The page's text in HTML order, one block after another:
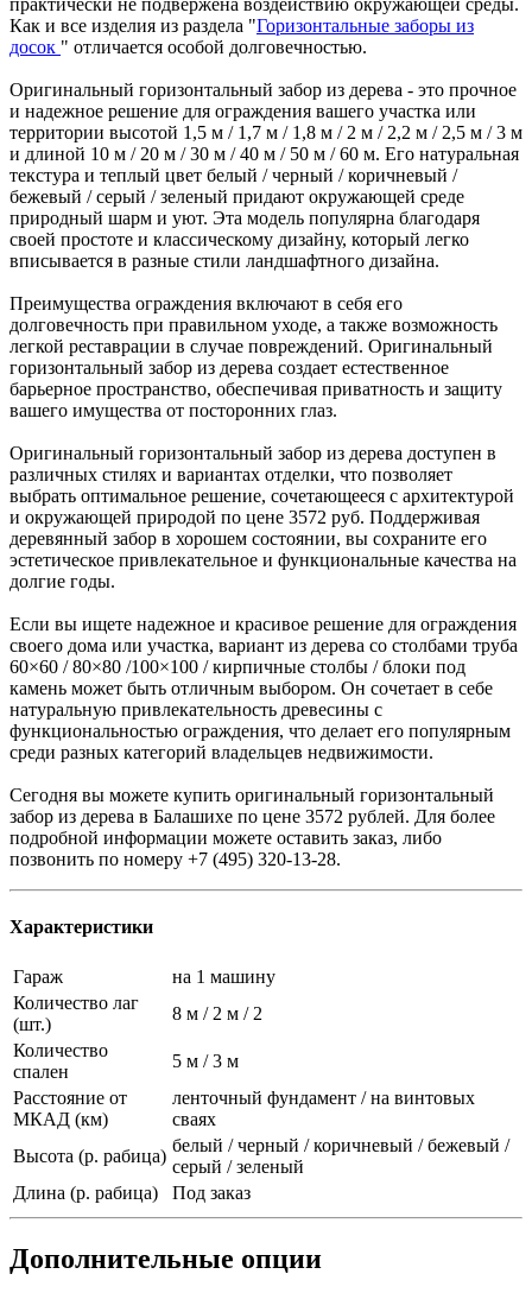
Как и все изделия из раздела "Горизонтальные заборы из
досок " отличается особой долговечностью.
Оригинальный горизонтальный забор из дерева - это прочное
и надежное решение для ограждения вашего участка или
территории высотой 1,5 м / 1,7 м / 1,8 м / 2 м / 2,2 м / 2,5 м / 3 м
и длиной 10 м / 20 м / 30 м / 40 м / 50 м / 60 м. Его натуральная
текстура и теплый цвет белый / черный / коричневый /
бежевый / серый / зеленый придают окружающей среде
природный шарм и уют. Эта модель популярна благодаря
своей простоте и классическому дизайну, который легко
вписывается в разные стили ландшафтного дизайна.
Преимущества ограждения включают в себя его
долговечность при правильном уходе, а также возможность
легкой реставрации в случае повреждений. Оригинальный
горизонтальный забор из дерева создает естественное
барьерное пространство, обеспечивая приватность и защиту
вашего имущества от посторонних глаз.
Оригинальный горизонтальный забор из дерева доступен в
различных стилях и вариантах отделки, что позволяет
выбрать оптимальное решение, сочетающееся с архитектурой
и окружающей природой по цене 3572 руб. Поддерживая
деревянный забор в хорошем состоянии, вы сохраните его
эстетическое привлекательное и функциональные качества на
долгие годы.
Если вы ищете надежное и красивое решение для ограждения
своего дома или участка, вариант из дерева со столбами труба
60×60 / 80×80 /100×100 / кирпичные столбы / блоки под
камень может быть отличным выбором. Он сочетает в себе
натуральную привлекательность древесины с
функциональностью ограждения, что делает его популярным
среди разных категорий владельцев недвижимости.
Сегодня вы можете купить оригинальный горизонтальный
забор из дерева в Балашихе по цене 3572 рублей. Для более
подробной информации можете оставить заказ, либо
позвонить по номеру +7 (495) 320-13-28.
Характеристики
Гараж
на 1 машину
Количество лаг
(шт.)
8 м / 2 м / 2
Количество
спален
5 м / 3 м
Расстояние от
МКАД (км)
ленточный фундамент / на винтовых
сваях
Высота (р. рабица)
белый / черный / коричневый / бежевый /
серый / зеленый
Длина (р. рабица)
Под заказ
Дополнительные опции